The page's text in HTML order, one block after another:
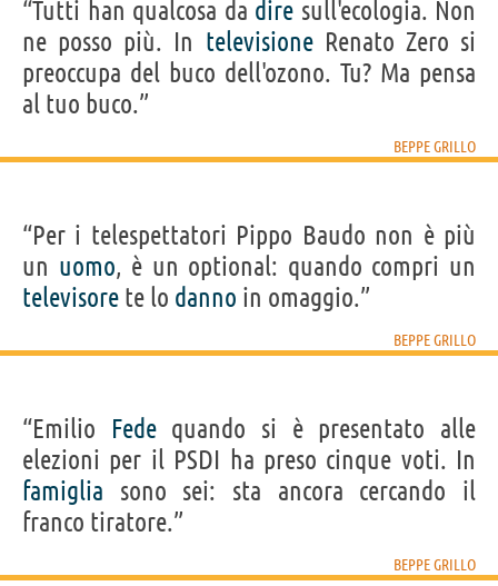
“Tutti han qualcosa da dire sull'ecologia. Non
ne posso più. In televisioneRenato Zero si
preoccupa del buco dell'ozono. Tu? Ma pensa
al tuo buco.”
BEPPE GRILLO
“Per i telespettatori Pippo Baudo non è più
un uomo, è un optional: quando compri un
televisore te lo danno in omaggio.”
BEPPE GRILLO
“Emilio Fedequando si è presentato alle
elezioni per il PSDI ha preso cinque voti. In
famiglia sono sei: sta ancora cercando il
franco tiratore.”
BEPPE GRILLO